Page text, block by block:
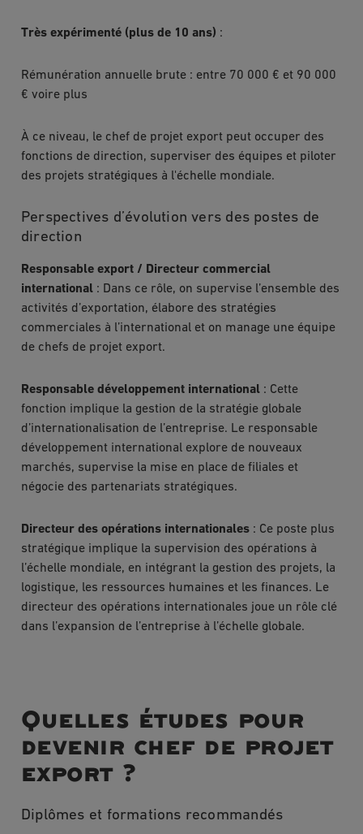
Très expérimenté (plus de 10 ans) :
Rémunération annuelle brute : entre 70 000 € et 90 000
€ voire plus
À ce niveau, le chef de projet export peut occuper des
fonctions de direction, superviser des équipes et piloter
des projets stratégiques à l'échelle mondiale.
Perspectives d’évolution vers des postes de
direction
Responsable export / Directeur commercial
international : Dans ce rôle, on supervise l’ensemble des
activités d’exportation, élabore des stratégies
commerciales à l’international et on manage une équipe
de chefs de projet export.
Responsable développement international : Cette
fonction implique la gestion de la stratégie globale
d’internationalisation de l’entreprise. Le responsable
développement international explore de nouveaux
marchés, supervise la mise en place de filiales et
négocie des partenariats stratégiques.
Directeur des opérations internationales : Ce poste plus
stratégique implique la supervision des opérations à
l’échelle mondiale, en intégrant la gestion des projets, la
logistique, les ressources humaines et les finances. Le
directeur des opérations internationales joue un rôle clé
dans l’expansion de l’entreprise à l’échelle globale.
Quelles études pour
devenir chef de projet
export ?
Diplômes et formations recommandés